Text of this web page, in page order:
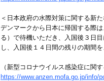
＜日本政府の水際対策に関する新
デンマークから日本に帰国する際
る）で待機いただき、入国後３日
し、入国後１４日間の残りの期間
（新型コロナウイルス感染症に関
https://www.anzen.mofa.go.jp/info/